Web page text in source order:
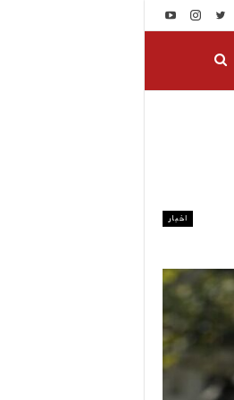
اخبار